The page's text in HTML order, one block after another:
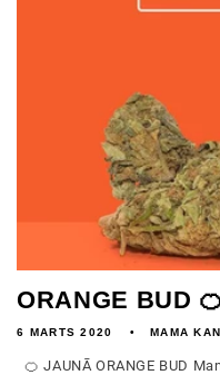
ORANGE BUD
6 MARTS 2020 MAMA
🍊 JAUNĀ ORANGE BUD